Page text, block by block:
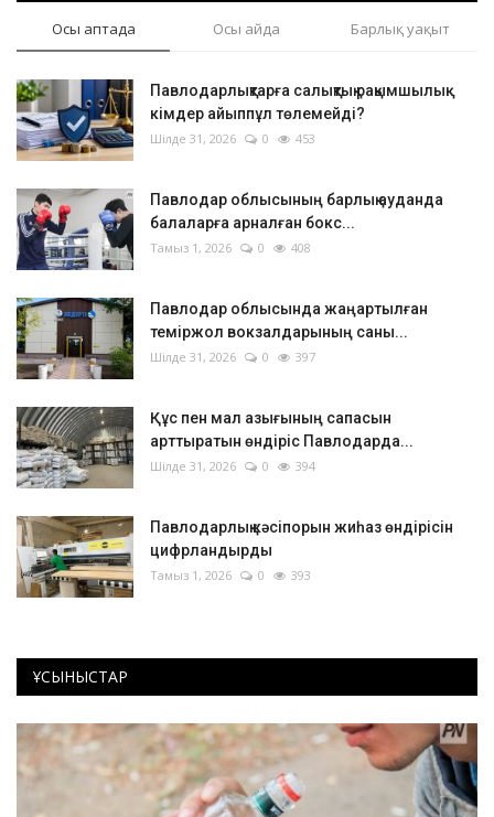
Осы аптада Осы айда Барлық уақыт
Павлодарлықтарға салықтық рақымшылық:
кімдер айыппұл төлемейді?
Шілде 31, 2026 0 453
Павлодар облысының барлық ауданда
балаларға арналған бокс...
Тамыз 1, 2026 0 408
Павлодар облысында жаңартылған
теміржол вокзалдарының саны...
Шілде 31, 2026 0 397
Құс пен мал азығының сапасын
арттыратын өндіріс Павлодарда...
Шілде 31, 2026 0 394
Павлодарлық кәсіпорын жиһаз өндірісін
цифрландырды
Тамыз 1, 2026 0 393
ҰСЫНЫСТАР